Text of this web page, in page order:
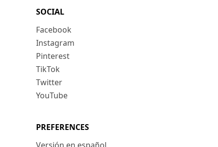
SOCIAL
Facebook
Instagram
Pinterest
TikTok
Twitter
YouTube
PREFERENCES